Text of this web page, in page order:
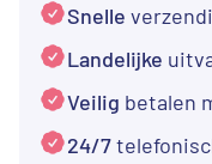
Snelle
Landelijke
Veilig betalen
24/7